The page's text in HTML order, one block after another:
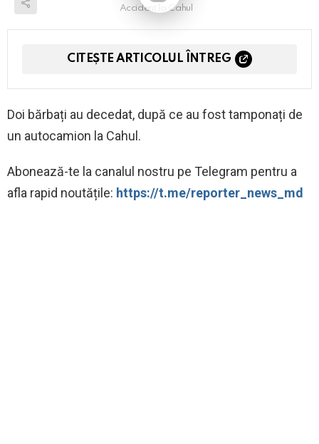
Accident la Cahul
CITEȘTE ARTICOLUL ÎNTREG
Doi bărbați au decedat, după ce au fost tamponați de
un autocamion la Cahul.
Abonează-te la canalul nostru pe Telegram pentru a
afla rapid noutățile: https://t.me/reporter_news_md